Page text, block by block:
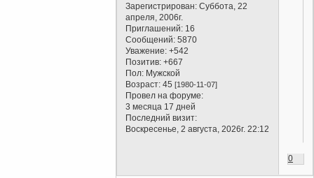
Зарегистрирован: Суббота, 22
апреля, 2006г.
Приглашений: 16
Сообщений: 5870
Уважение: +542
Позитив: +667
Пол: Мужской
Возраст: 45[1980-11-07]
Провел на форуме:
3 месяца 17 дней
Последний визит:
Воскресенье, 2 августа, 2026г. 22:12
0